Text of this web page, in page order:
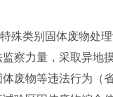
类别固体废物处
察力量，采取异地
废物等违法行为（